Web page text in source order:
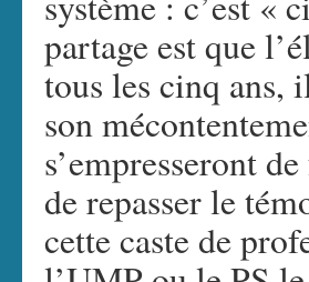
partage est que
tous les cinq ans,
son
s’empresseront
de repasser le
cette caste de